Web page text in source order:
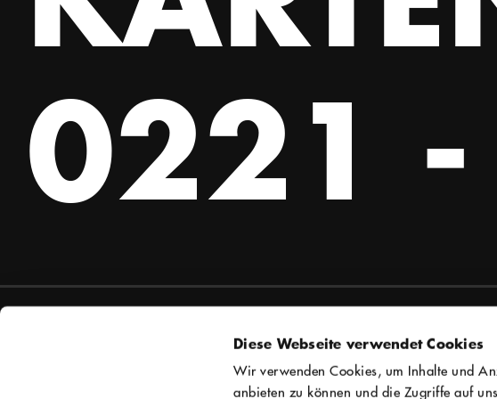
Diese Webseite verwendet Cookies
Wir verwenden Cookies, um Inhalte und
anbieten zu können und die Zugriffe auf
0221
Kontakt
Freies Werkstatt Theater
Zugweg 10